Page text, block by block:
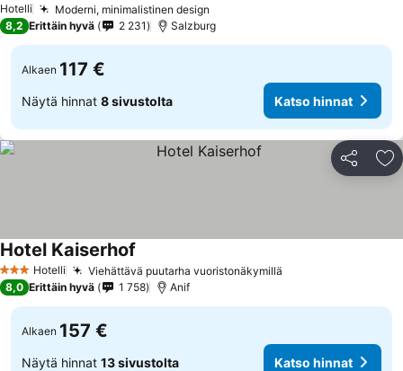
Hotelli Moderni, minimalistinen design
8,2 Erittäin hyvä 2 231 Salzburg
Alkaen 117 €
Näytä hinnat 8 sivustolta Katso hinnat
Jaa
3 Tähtiluokitus
Hotelli Viehättävä puutarha vuoristonäkymillä
Hotel Kaiserhof
8,0 Erittäin hyvä 1 758 Anif
Alkaen 157 €
Näytä hinnat 13 sivustolta Katso hinnat